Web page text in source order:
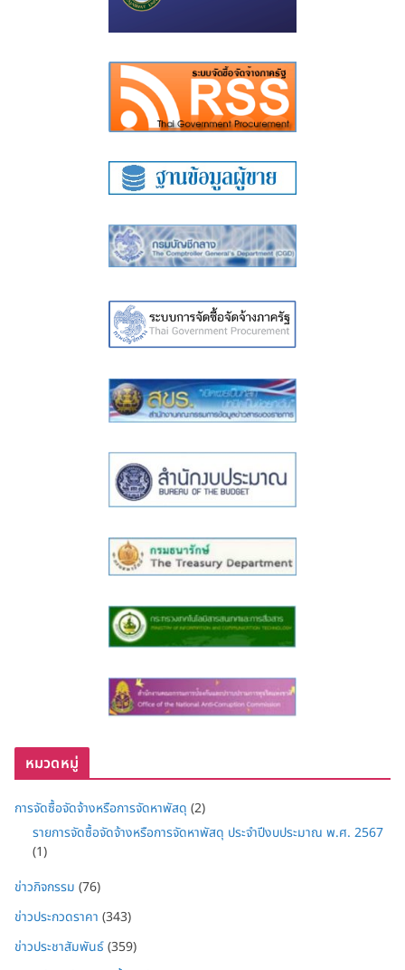
หมวดหมู่
การจัดซื้อจัดจ้างหรือการจัดหาพัสดุ (2)
รายการจัดซื้อจัดจ้างหรือการจัดหาพัสดุ ประจำปีงบประมาณ พ.ศ. 2567
(1)
ข่าวกิจกรรม (76)
ข่าวประกวดราคา (343)
ข่าวประชาสัมพันธ์(359)